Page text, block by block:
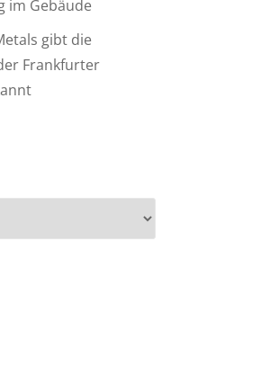
im Gebäude
gibt die
Frankfurter